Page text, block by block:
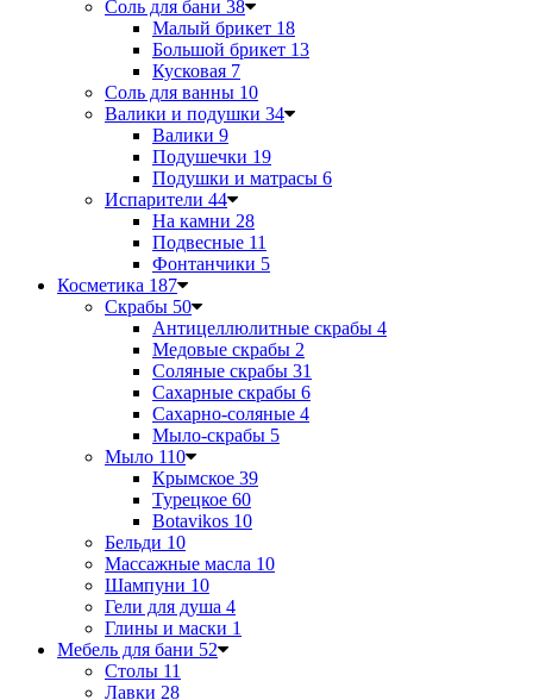
Соль для бани 38
Малый брикет 18
Большой брикет 13
Кусковая 7
Соль для ванны 10
Валики и подушки 34
Валики 9
Подушечки 19
Подушки и матрасы 6
Испарители 44
На камни 28
Подвесные 11
Фонтанчики 5
Косметика 187
Скрабы 50
Антицеллюлитные скрабы 4
Медовые скрабы 2
Соляные скрабы 31
Сахарные скрабы 6
Сахарно-соляные 4
Мыло-скрабы 5
Мыло 110
Крымское 39
Турецкое 60
Botavikos 10
Бельди 10
Массажные масла 10
Шампуни 10
Гели для душа 4
Глины и маски 1
Мебель для бани 52
Столы 11
Лавки 28